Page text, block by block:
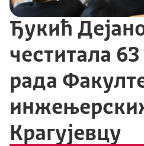
Ђукић
честитала
рада
Крагујевцу